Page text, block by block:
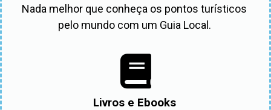
Nada melhor que conheça os pontos turísticos
pelo mundo com um Guia Local.
Livros e Ebooks